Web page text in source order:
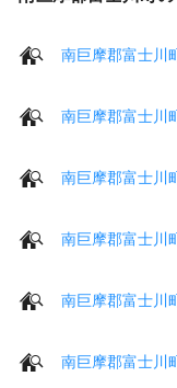
南巨摩郡富士川
南巨摩郡富士川
南巨摩郡富士川
南巨摩郡富士川
南巨摩郡富士川
南巨摩郡富士川